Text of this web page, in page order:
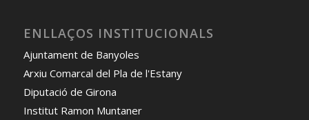
ENLLAÇOS INSTITUCIONALS
Ajuntament de Banyoles
Arxiu Comarcal del Pla de l'Estany
Diputació de Girona
Institut Ramon Muntaner